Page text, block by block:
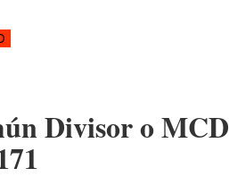
Divisor o MCD